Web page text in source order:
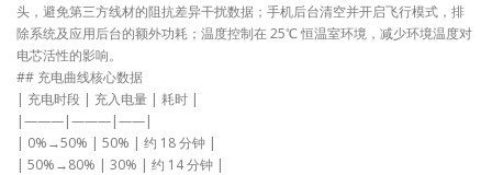
头，避免第三方线材的阻抗差异干扰数据；手机后台清空并开启飞行模式，排
除系统及应用后台的额外功耗；温度控制在 25℃ 恒温室环境，减少环境温度对
电芯活性的影响。
## 充电曲线核心数据
| 充电时段 | 充入电量 | 耗时 |
|———|———|——|
| 0%→50% | 50% | 约 18 分钟 |
| 50%→80% | 30% | 约 14 分钟 |